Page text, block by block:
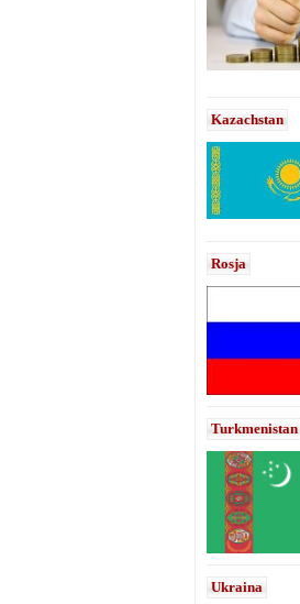
Kazachstan
Rosja
Turkmenistan
Ukraina